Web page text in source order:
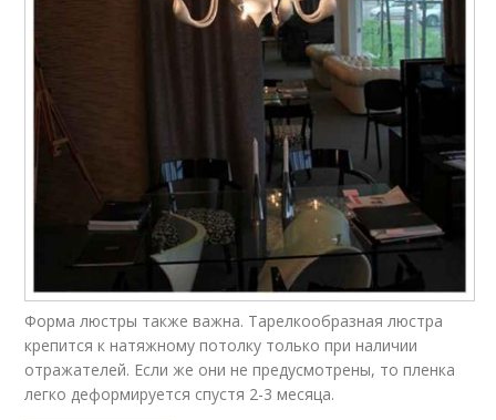
Форма люстры также важна. Тарелкообразная люстра
крепится к натяжному потолку только при наличии
отражателей. Если же они не предусмотрены, то пленка
легко деформируется спустя 2-3 месяца.